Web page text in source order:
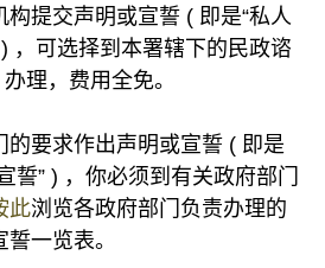
提交声明或宣誓 ( 即是“私人
，可选择到本署辖下的民政谘
理，费用全免。
的要求作出声明或宣誓 ( 即是
誓” ) ，你必须到有关政府部门
此浏览各政府部门负责办理的
一览表。